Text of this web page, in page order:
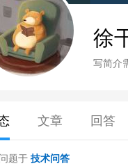
徐
写简介
文章 回答
题于 技术问答